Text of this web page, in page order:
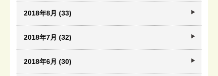
2018年8月 (33)
2018年7月 (32)
2018年6月 (30)